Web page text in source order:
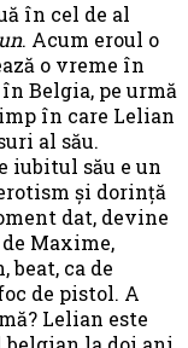
în cel de al
. Acum eroul o
o vreme în
Belgia, pe urmă
în care Lelian
al său.
iubitul său e un
și dorință
dat, devine
Maxime,
ca de
de pistol. A
Lelian este